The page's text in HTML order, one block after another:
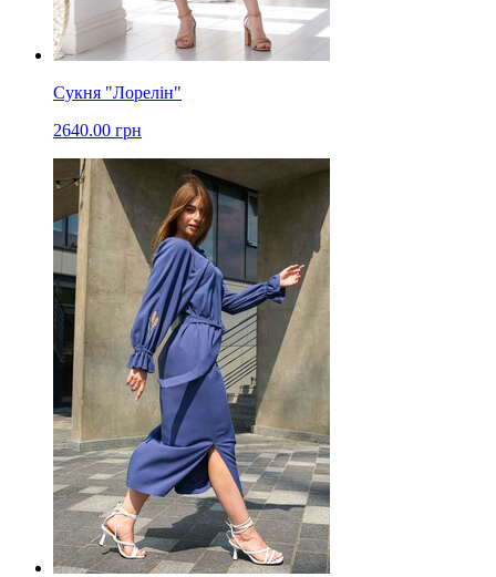
Сукня "Лорелін"
2640.00 грн